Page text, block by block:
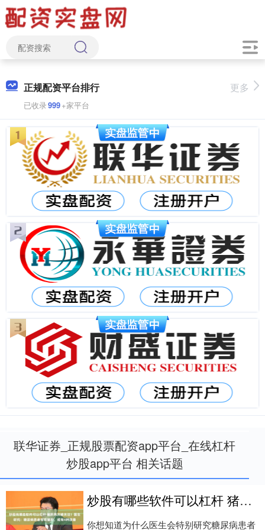
正规配资平台排行
已收录999+家平台
更多
联华证券_正规股票配资app平台_在线杠杆
炒股app平台 相关话题
炒股有哪些软件可以杠杆 猪肝再次被关注！医生研究：糖尿病患者常吃猪肝，或有4种改善
你想知道为什么医生会特别研究糖尿病患者